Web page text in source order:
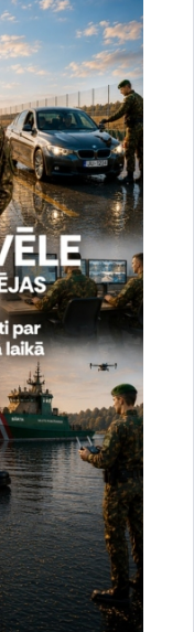
un
tiek izmantots
par to, kā
vietni.
lai
un
lai samazinātu
lai